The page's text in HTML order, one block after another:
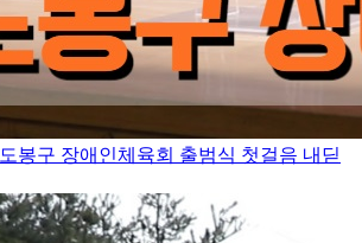
봉구 장애인체육회 출범식 첫걸음 내딛